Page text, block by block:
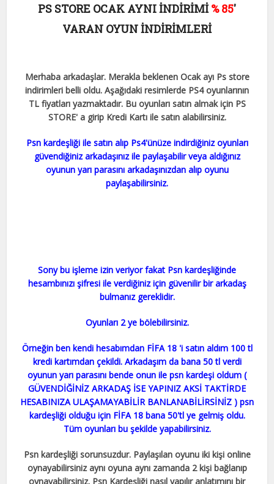
PS STORE OCAK AYNI İNDİRİMİ % 85'
VARAN OYUN İNDİRİMLERİ
Merhaba arkadaşlar. Merakla beklenen Ocak ayı Ps store
indirimleri belli oldu. Aşağıdaki resimlerde PS4 oyunlarının
TL fiyatları yazmaktadır. Bu oyunları satın almak için PS
STORE' a girip Kredi Kartı ile satın alabilirsiniz.
Psn kardeşliği ile satın alıp Ps4'ünüze indirdiğiniz oyunları
güvendiğiniz arkadaşınız ile paylaşabilir veya aldığınız
oyunun yarı parasını arkadaşınızdan alıp oyunu
paylaşabilirsiniz.
Sony bu işleme izin veriyor fakat Psn kardeşliğinde
hesambınızı şifresi ile verdiğiniz için güvenilir bir arkadaş
bulmanız gereklidir.
Oyunları 2 ye bölebilirsiniz.
Örneğin ben kendi hesabımdan FİFA 18 'i satın aldım 100 tl
kredi kartımdan çekildi. Arkadaşım da bana 50 tl verdi
oyunun yarı parasını bende onun ile psn kardeşi oldum (
GÜVENDİĞİNİZ ARKADAŞ İSE YAPINIZ AKSİ TAKTİRDE
HESABINIZA ULAŞAMAYABİLİR BANLANABİLİRSİNİZ ) psn
kardeşliği olduğu için FİFA 18 bana 50'tl ye gelmiş oldu.
Tüm oyunları bu şekilde yapabilirsiniz.
Psn kardeşliği sorunsuzdur. Paylaşılan oyunu iki kişi online
oynayabilirsiniz aynı oyuna aynı zamanda 2 kişi bağlanıp
oynayabilirsiniz. Psn Kardeşliği nasıl yapılır anlatımını bir